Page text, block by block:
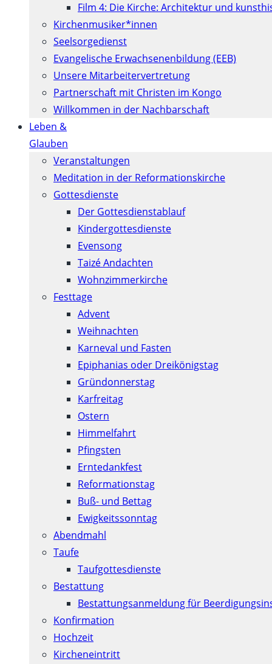
Film 4: Die Kirche: Architektur und
Kirchenmusiker*innen
Seelsorgedienst
Evangelische Erwachsenenbildung (EEB)
Unsere Mitarbeitervertretung
Partnerschaft mit Christen im Kongo
Willkommen in der Nachbarschaft
Leben &
Glauben
Veranstaltungen
Meditation in der Reformationskirche
Gottesdienste
Der Gottesdienstablauf
Kindergottesdienste
Evensong
Taizé Andachten
Wohnzimmerkirche
Festtage
Advent
Weihnachten
Karneval und Fasten
Epiphanias oder Dreikönigstag
Gründonnerstag
Karfreitag
Ostern
Himmelfahrt
Pfingsten
Erntedankfest
Reformationstag
Buß- und Bettag
Ewigkeitssonntag
Abendmahl
Taufe
Taufgottesdienste
Bestattung
Bestattungsanmeldung für
Konfirmation
Hochzeit
Kircheneintritt